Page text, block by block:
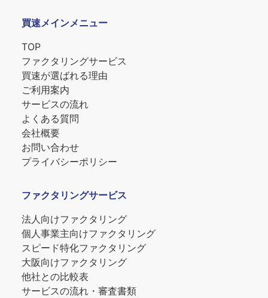
買速メインメニュー
TOP
ファクタリングサービス
買速が選ばれる理由
ご利用案内
サービスの流れ
よくある質問
会社概要
お問い合わせ
プライバシーポリシー
ファクタリングサービス
法人向けファクタリング
個人事業主向けファクタリング
スピード特化ファクタリング
大阪向けファクタリング
他社との比較表
サービスの流れ・審査書類